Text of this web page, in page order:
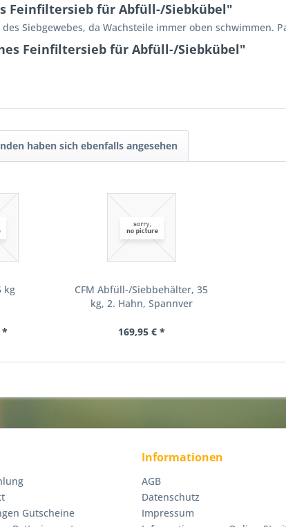
Feinfiltersieb für Abfüll-/Siebkübel"
Siebgewebes, da Wachsteile immer oben schwimmen.
Feinfiltersieb für Abfüll-/Siebkübel"
haben sich ebenfalls angesehen
kg
*
CFM Abfüll-/Siebbehälter, 35
kg, 2. Hahn, Spannver
169,95 € *
Gutscheine
Informationen
AGB
Datenschutz
Impressum